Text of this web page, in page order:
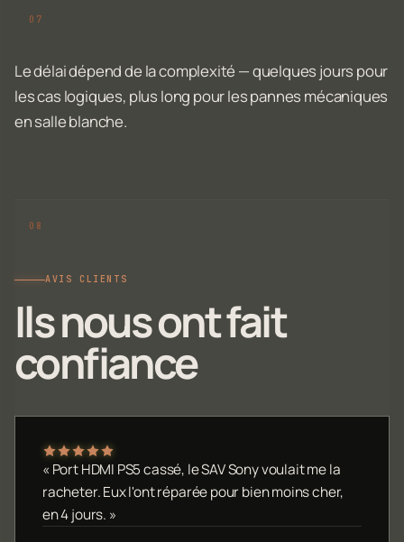
Le délai dépend de la complexité — quelques jours pour
les cas logiques, plus long pour les pannes mécaniques
en salle blanche.
AVIS CLIENTS
Ils nous ont fait
confiance
« Port HDMI PS5 cassé, le SAV Sony voulait me la
racheter. Eux l'ont réparée pour bien moins cher,
en 4 jours. »